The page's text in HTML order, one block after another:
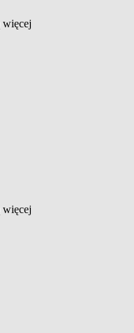
więcej
więcej